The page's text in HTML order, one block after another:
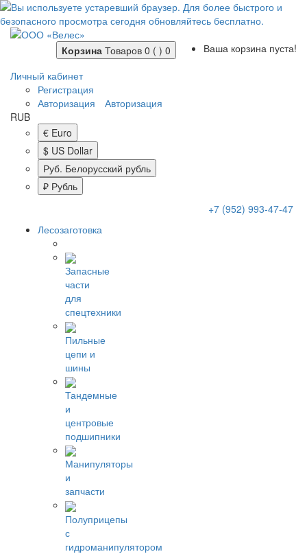
Корзина Товаров 0 ( ) 0
Ваша корзина пуста!
Личный кабинет
Регистрация
Авторизация
Авторизация
RUB
€ Euro
$ US Dollar
Руб. Белорусский рубль
₽ Рубль
+7 (952) 993-47-47
Лесозаготовка
Запасные
части
для
спецтехники
Пильные
цепи и
шины
Тандемные
и
центровые
подшипники
Манипуляторы
и
запчасти
Полуприцепы
с
гидроманипулятором